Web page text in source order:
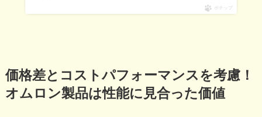
ポチップ
価格差とコストパフォーマンスを考慮！
オムロン製品は性能に見合った価値